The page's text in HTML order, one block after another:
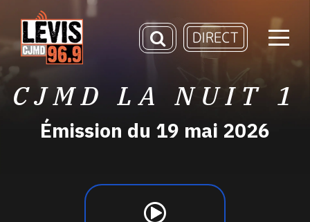
CJMD LA NUIT 1
Émission du 19 mai 2026